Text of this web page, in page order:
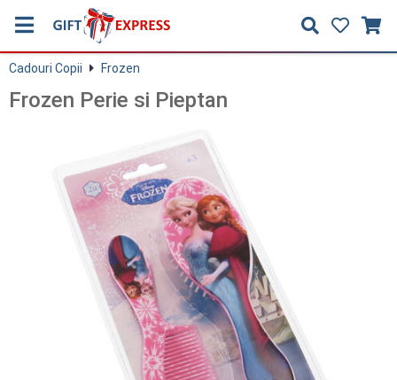
Cadouri Copii Frozen
Frozen Perie si Pieptan